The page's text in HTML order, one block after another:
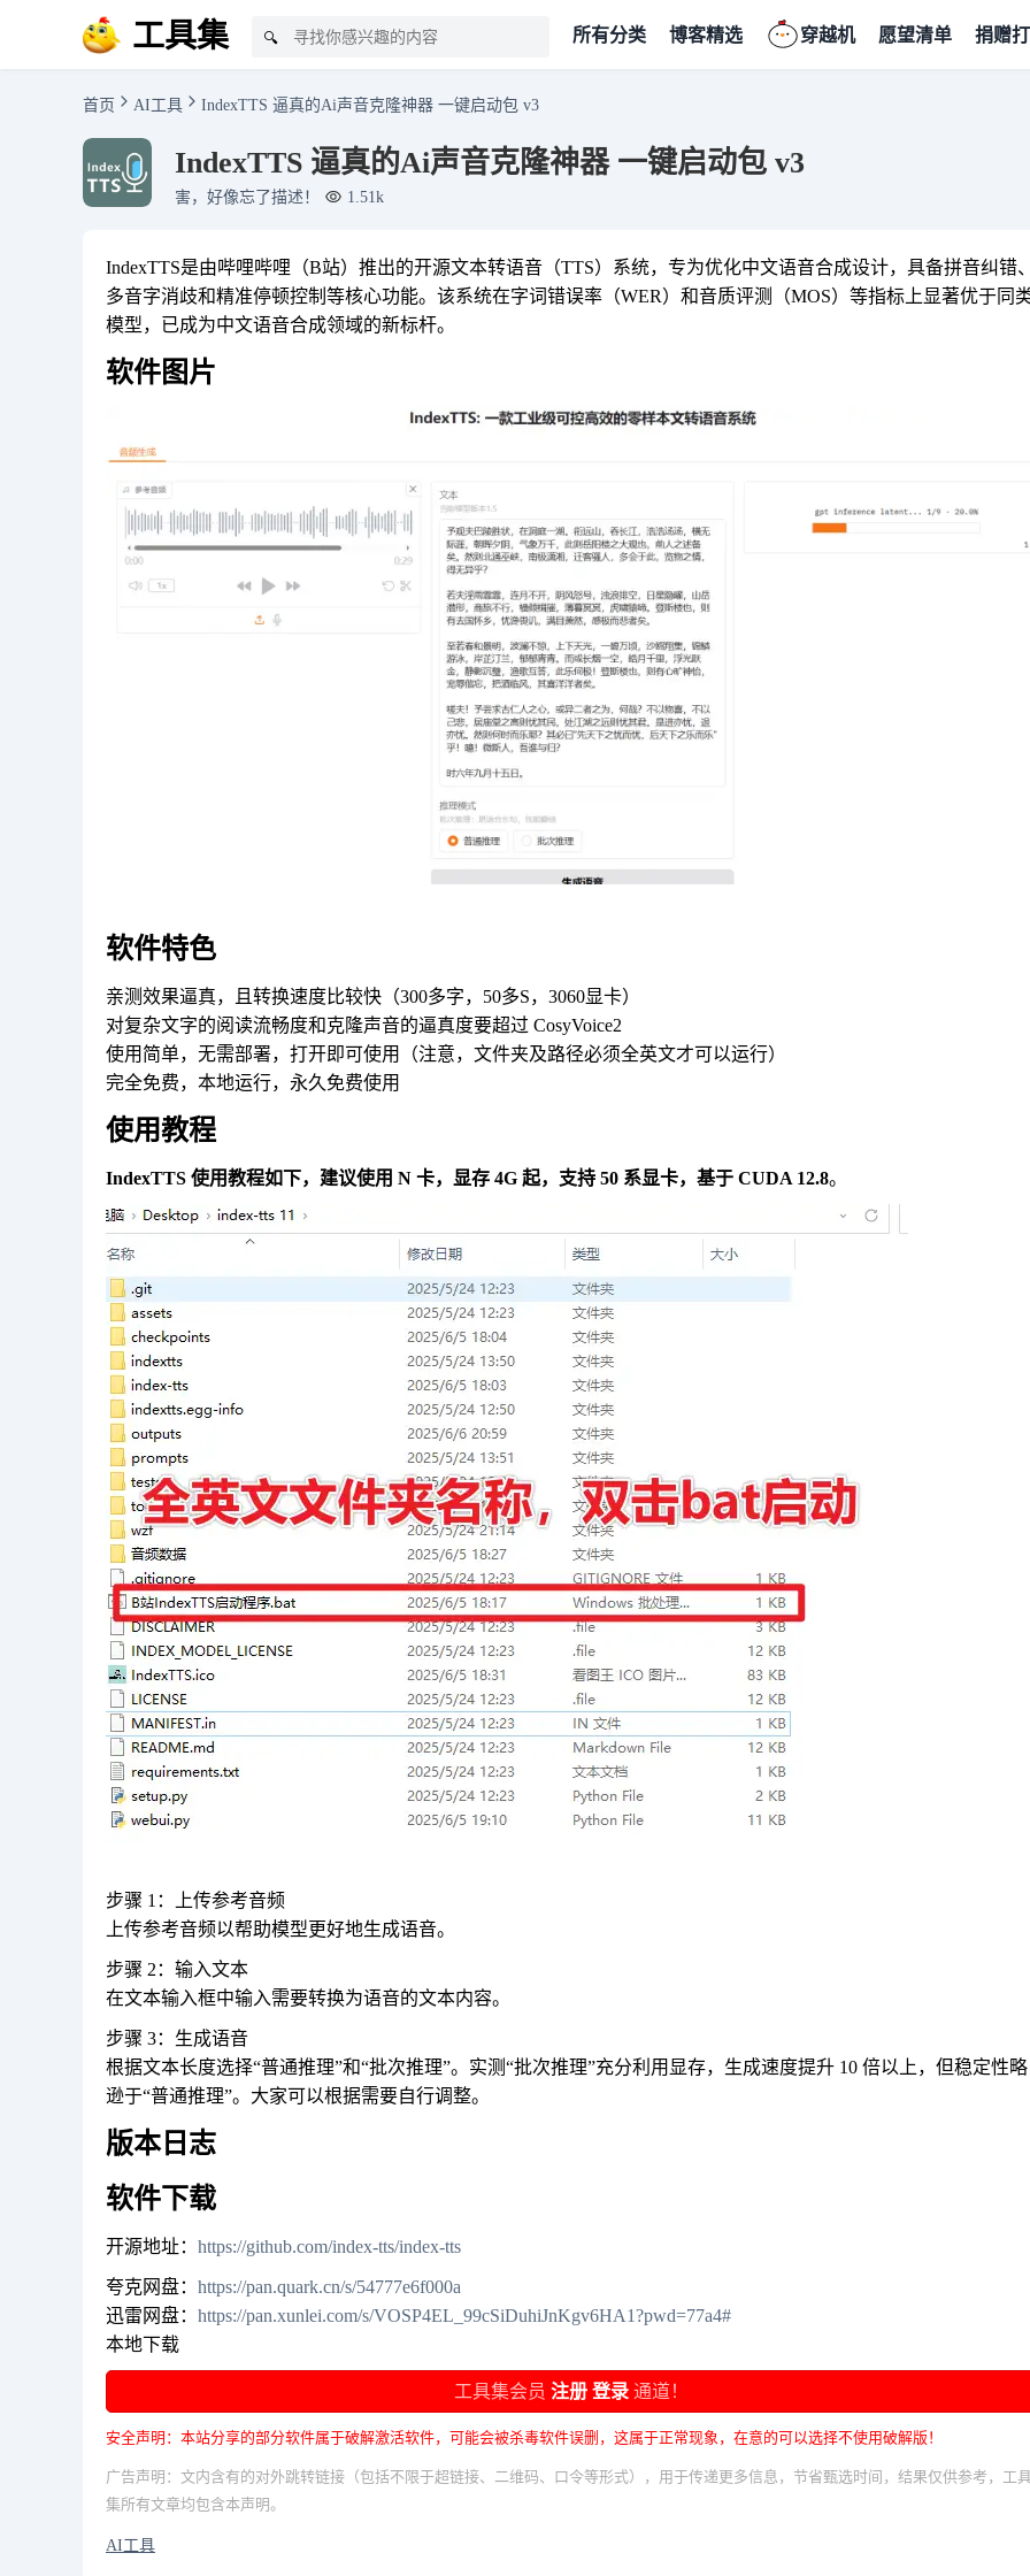
工具集 🔍 所有分类 博客精选 穿越机 愿望清单 捐赠
首页 AI工具 IndexTTS 逼真的Ai声音克隆神器 一键启动包 v3
IndexTTS 逼真的Ai声音克隆神器 一键启动包 v3
害，好像忘了描述！ 1.51k
IndexTTS是由哔哩哔哩（B站）推出的开源文本转语音（TTS）系统，专为优化中文语音合成设计，具备拼音纠错
多音字消歧和精准停顿控制等核心功能。该系统在字词错误率（WER）和音质评测（MOS）等指标上显著优于同
模型，已成为中文语音合成领域的新标杆‌。‌‌‌‌
软件图片
软件特色
亲测效果逼真，且转换速度比较快（300多字，50多S，3060显卡）
对复杂文字的阅读流畅度和克隆声音的逼真度要超过 CosyVoice2
使用简单，无需部署，打开即可使用（注意，文件夹及路径必须全英文才可以运行）
完全免费，本地运行，永久免费使用
使用教程
IndexTTS 使用教程如下，建议使用 N 卡，显存 4G 起，支持 50 系显卡，基于 CUDA 12.8。
步骤 1：上传参考音频
上传参考音频以帮助模型更好地生成语音。
步骤 2：输入文本
在文本输入框中输入需要转换为语音的文本内容。
步骤 3：生成语音
根据文本长度选择“普通推理”和“批次推理”。实测“批次推理”充分利用显存，生成速度提升 10 倍以上，但稳定性略
逊于“普通推理”。大家可以根据需要自行调整。
版本日志
软件下载
开源地址： https://github.com/index-tts/index-tts
夸克网盘： https://pan.quark.cn/s/54777e6f000a
迅雷网盘： https://pan.xunlei.com/s/VOSP4EL_99cSiDuhiJnKgv6HA1?pwd=77a4#
本地下载
工具集会员 注册 登录 通道！
安全声明：本站分享的部分软件属于破解激活软件，可能会被杀毒软件误删，这属于正常现象，在意的可以选择不使用破解版！
广告声明：文内含有的对外跳转链接（包括不限于超链接、二维码、口令等形式），用于传递更多信息，节省甄选时间，结果仅供参考，工
集所有文章均包含本声明。
AI工具